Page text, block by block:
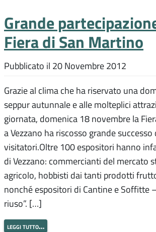
Grande
Fiera di San Martino
Pubblicato il 20 Novembre 2012
Grazie al clima che ha riservato una
seppur autunnale e alle molteplici
giornata, domenica 18 novembre la
a Vezzano ha riscosso grande
visitatori.Oltre 100 espositori hanno
di Vezzano: commercianti del mercato
agricolo, hobbisti dai tanti prodotti
nonché espositori di Cantine e Soffitte
riuso”. […]
leggi tutto…